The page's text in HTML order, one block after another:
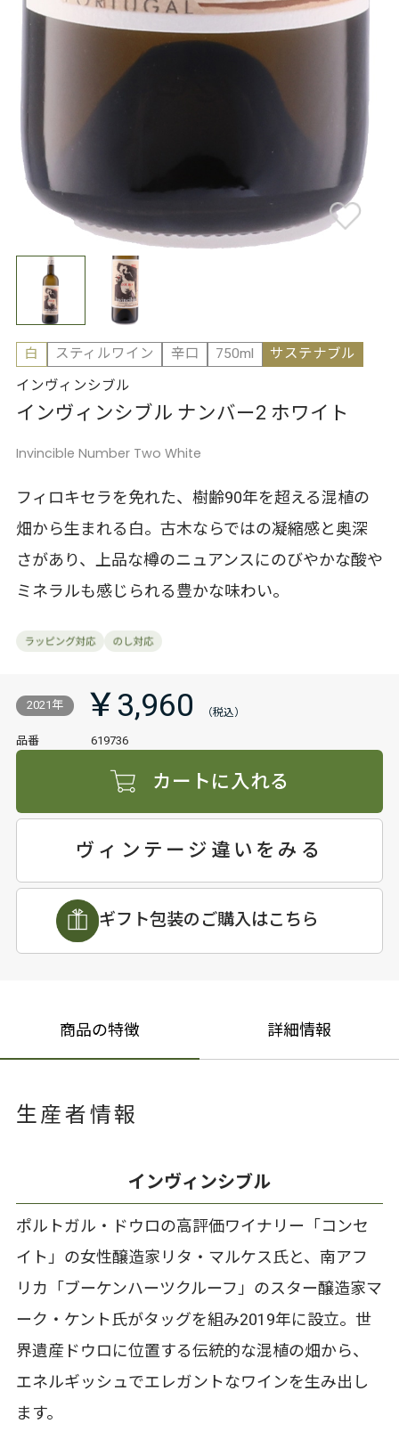
白 スティルワイン 辛口 750ml
サステナブル
インヴィンシブル
インヴィンシブル ナンバー2 ホワイト
Invincible Number Two White
フィロキセラを免れた、樹齢90年を超える混植の
畑から生まれる白。古木ならではの凝縮感と奥深
さがあり、上品な樽のニュアンスにのびやかな酸や
ミネラルも感じられる豊かな味わい。
2021年 ￥3,960
品番 619736
カートに入れる
ヴィンテージ違いをみる
ギフト包装のご購入はこちら
商品の特徴 詳細情報
生産者情報
インヴィンシブル
ポルトガル・ドウロの高評価ワイナリー「コンセ
イト」の女性醸造家リタ・マルケス氏と、南アフ
リカ「ブーケンハーツクルーフ」のスター醸造家マ
ーク・ケント氏がタッグを組み2019年に設立。世
界遺産ドウロに位置する伝統的な混植の畑から、
エネルギッシュでエレガントなワインを生み出し
ます。